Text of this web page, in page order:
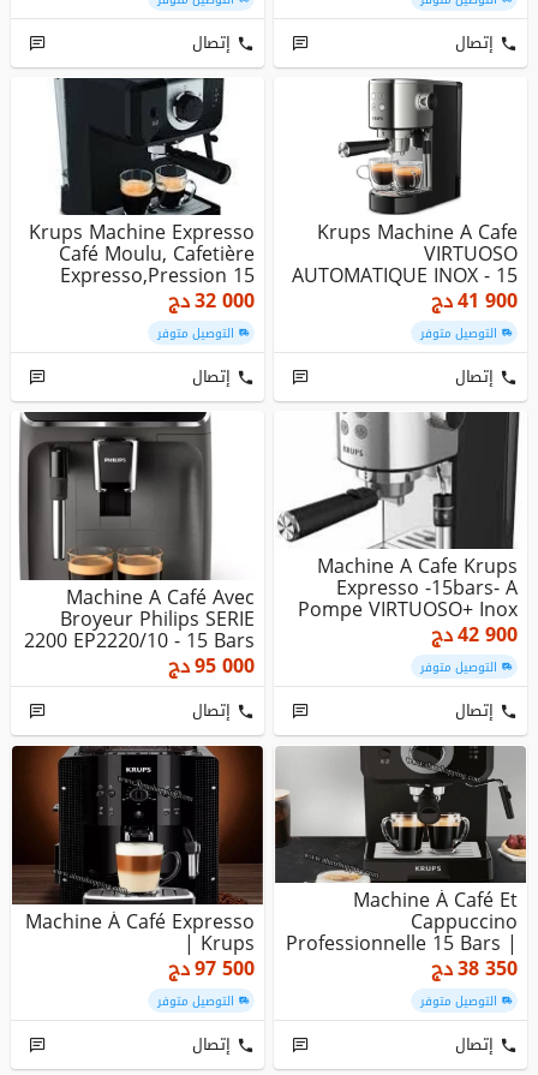
إتصال إتصال
Krups Machine A Cafe
VIRTUOSO
AUTOMATIQUE INOX - 15
BARS - 1L - BUSE V...
41 900دج
التوصيل متوفر
إتصال
Krups Machine Expresso
Café Moulu, Cafetière
Expresso,Pression 15
Bars...
32 000دج
التوصيل متوفر
إتصال
Machine A Cafe Krups
Expresso -15bars- A
Pompe VIRTUOSO+ Inox
XP444C10
42 900دج
التوصيل متوفر
إتصال
Machine A Café Avec
Broyeur Philips SERIE
2200 EP2220/10 - 15 Bars
- 1...
95 000دج
إتصال
Machine À Café Et
Cappuccino
Professionnelle 15 Bars |
Krups
38 350دج
التوصيل متوفر
إتصال
Machine À Café Expresso
| Krups
97 500دج
التوصيل متوفر
إتصال